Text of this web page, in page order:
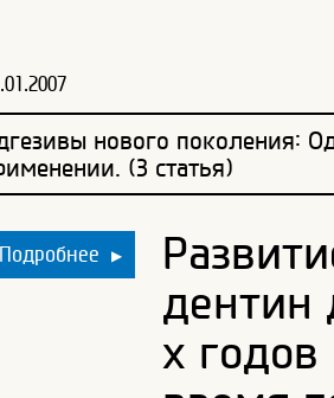
нового поколения:
(3 статья)
Подробнее ▶
дентин
х